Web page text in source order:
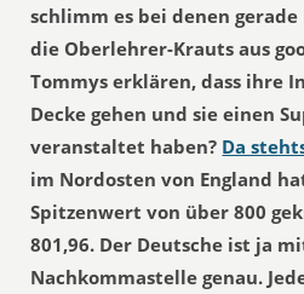
schlimm es bei denen
die Oberlehrer-Krauts aus
Tommys erklären, dass ihre
Decke gehen und sie einen
veranstaltet haben? Da
im Nordosten von England
Spitzenwert von über 800
801,96. Der Deutsche ist ja
Nachkommastelle genau.